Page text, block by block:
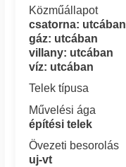
Közműállapot
csatorna: utcában
gáz: utcában
villany: utcában
víz: utcában
Telek típusa
Művelési ága
építési telek
Övezeti besorolás
uj-vt